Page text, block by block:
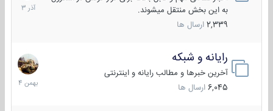
به این بخش منتقل میشوند.
2,339 ارسال ها
1403
رایانه و شبکه
آخرین خبرها و مطالب رایانه و اینترنتی
6,045 ارسال ها
30
بهمن
1404